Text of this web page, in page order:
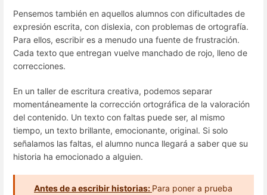
Pensemos también en aquellos alumnos con dificultades de
expresión escrita, con dislexia, con problemas de ortografía.
Para ellos, escribir es a menudo una fuente de frustración.
Cada texto que entregan vuelve manchado de rojo, lleno de
correcciones.
En un taller de escritura creativa, podemos separar
momentáneamente la corrección ortográfica de la valoración
del contenido. Un texto con faltas puede ser, al mismo
tiempo, un texto brillante, emocionante, original. Si solo
señalamos las faltas, el alumno nunca llegará a saber que su
historia ha emocionado a alguien.
Antes de a escribir historias: Para poner a prueba